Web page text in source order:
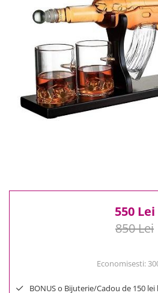
Reduceri
Cele mai noi
Cele mai vandute
Cele mai votate
Cu video
0 Lei - 100 Lei
100 Lei - 200 Lei
550 Lei
850 Lei
Economisesti:
BONUS o Bijuterie/Cadou de 150